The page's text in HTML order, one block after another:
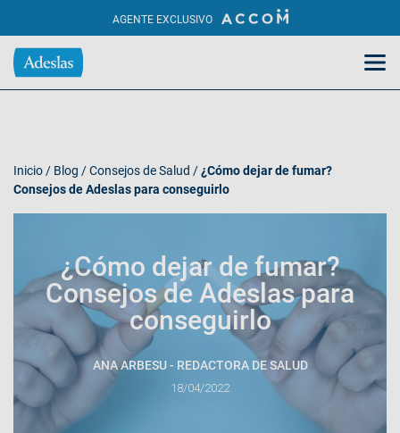
AGENTE EXCLUSIVO
Inicio / Blog /Consejos de Salud /¿Cómo dejar de fumar?
Consejos de Adeslas para conseguirlo
¿Cómo dejar de fumar?
Consejos de Adeslas para
conseguirlo
ANA ARBESU - REDACTORA DE SALUD
18/04/2022